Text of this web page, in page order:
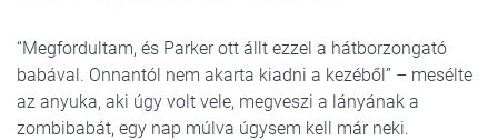
“Megfordultam, és Parker ott állt ezzel a hátborzongató
babával. Onnantól nem akarta kiadni a kezéből” – mesélte
az anyuka, aki úgy volt vele, megveszi a lányának a
zombibabát, egy nap múlva úgysem kell már neki.